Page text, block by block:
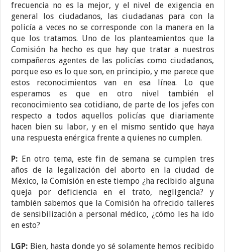
frecuencia no es la mejor, y el nivel de exigencia en
general los ciudadanos, las ciudadanas para con la
policía a veces no se corresponde con la manera en la
que los tratamos. Uno de los planteamientos que la
Comisión ha hecho es que hay que tratar a nuestros
compañeros agentes de las policías como ciudadanos,
porque eso es lo que son, en principio, y me parece que
estos reconocimientos van en esa línea. Lo que
esperamos es que en otro nivel también el
reconocimiento sea cotidiano, de parte de los jefes con
respecto a todos aquellos policías que diariamente
hacen bien su labor, y en el mismo sentido que haya
una respuesta enérgica frente a quienes no cumplen.
P: En otro tema, este fin de semana se cumplen tres
años de la legalización del aborto en la ciudad de
México, la Comisión en este tiempo ¿ha recibido alguna
queja por deficiencia en el trato, negligencia? y
también sabemos que la Comisión ha ofrecido talleres
de sensibilización a personal médico, ¿cómo les ha ido
en esto?
LGP: Bien, hasta donde yo sé solamente hemos recibido